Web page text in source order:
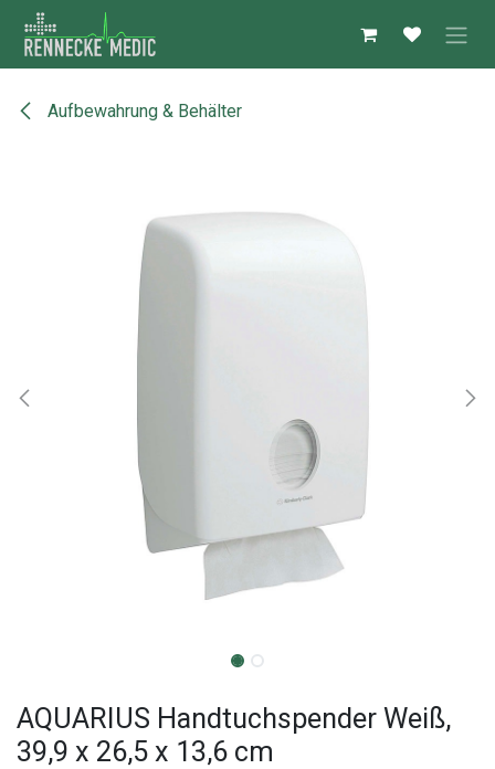
Zum Inhalt springen
Aufbewahrung & Behälter
AQUARIUS Handtuchspender Weiß,
39,9 x 26,5 x 13,6 cm